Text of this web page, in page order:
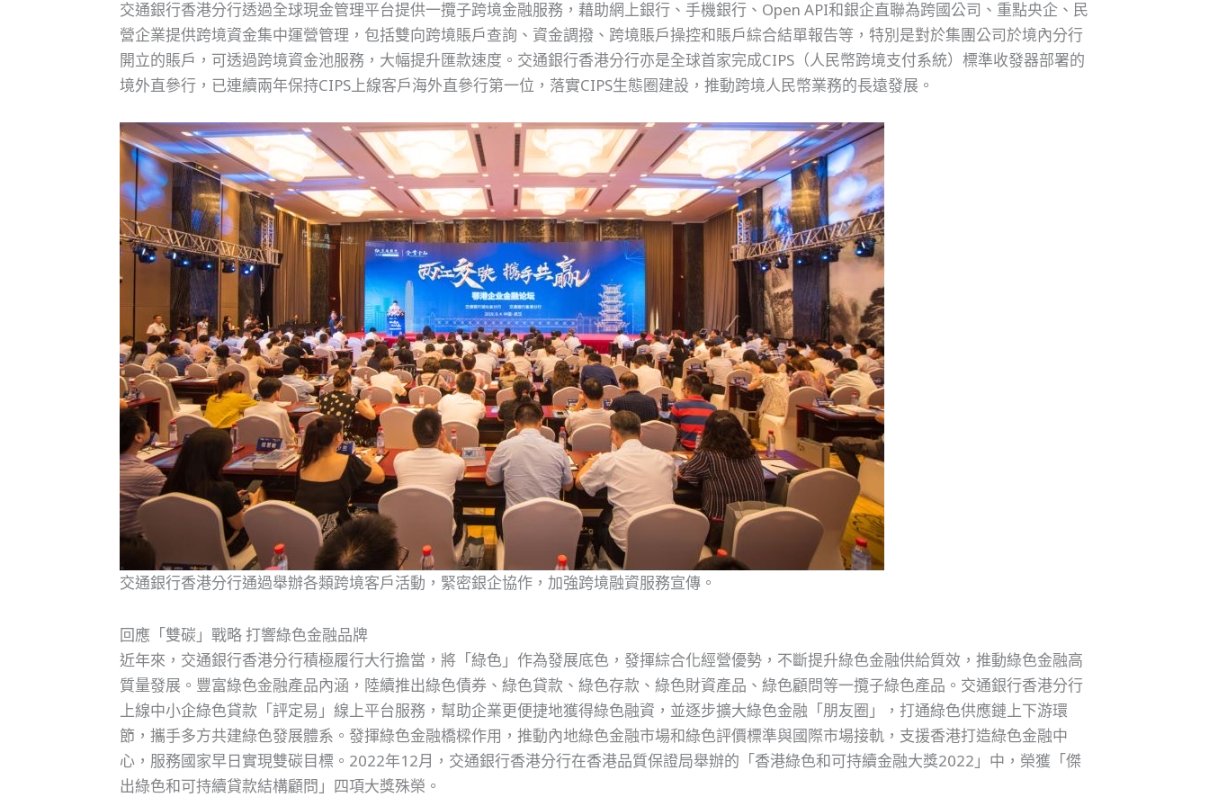
交通銀行香港分行透過全球現金管理平台提供一攬子跨境金融服務，藉助網上銀行、手機銀行、Open API和銀企直聯為跨國公司、重點央企、民
營企業提供跨境資金集中運營管理，包括雙向跨境賬戶查詢、資金調撥、跨境賬戶操控和賬戶綜合結單報告等，特別是對於集團公司於境內分行
開立的賬戶，可透過跨境資金池服務，大幅提升匯款速度。交通銀行香港分行亦是全球首家完成CIPS（人民幣跨境支付系統）標準收發器部署的
境外直參行，已連續兩年保持CIPS上線客戶海外直參行第一位，落實CIPS生態圈建設，推動跨境人民幣業務的長遠發展。
交通銀行香港分行通過舉辦各類跨境客戶活動，緊密銀企協作，加強跨境融資服務宣傳。
回應「雙碳」戰略 打響綠色金融品牌
近年來，交通銀行香港分行積極履行大行擔當，將「綠色」作為發展底色，發揮綜合化經營優勢，不斷提升綠色金融供給質效，推動綠色金融高
質量發展。豐富綠色金融產品內涵，陸續推出綠色債券、綠色貸款、綠色存款、綠色財資產品、綠色顧問等一攬子綠色產品。交通銀行香港分行
上線中小企綠色貸款「評定易」線上平台服務，幫助企業更便捷地獲得綠色融資，並逐步擴大綠色金融「朋友圈」，打通綠色供應鏈上下游環
節，攜手多方共建綠色發展體系。發揮綠色金融橋樑作用，推動內地綠色金融市場和綠色評價標準與國際市場接軌，支援香港打造綠色金融中
心，服務國家早日實現雙碳目標。2022年12月，交通銀行香港分行在香港品質保證局舉辦的「香港綠色和可持續金融大獎2022」中，榮獲「傑
出綠色和可持續貸款結構顧問」四項大獎殊榮。